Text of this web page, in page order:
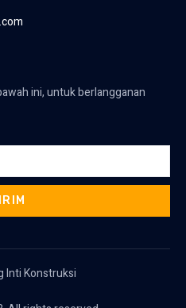
ini, untuk berlangganan
Inti Konstruksi